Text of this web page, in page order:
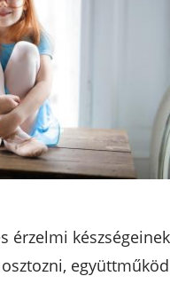
érzelmi készségeinek